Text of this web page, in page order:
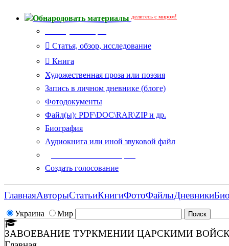
Обнародовать материалы делитесь с миром!
Статья, обзор, исследование
Книга
Художественная проза или поэзия
Запись в личном дневнике (блоге)
Фотодокументы
Файл(ы): PDF\DOC\RAR\ZIP и др.
Биография
Аудиокнига или иной звуковой файл
Создать голосование
Украина Мир
ГлавнаяАвторыСтатьиКнигиФотоФайлыДневники
ЗАВОЕВАНИЕ ТУРКМЕНИИ ЦАРСКИМИ